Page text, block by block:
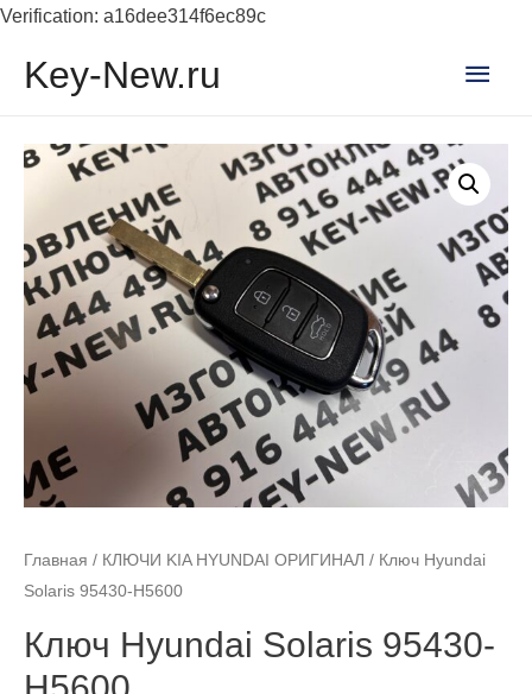
Verification: a16dee314f6ec89c
Key-New.ru
Главная / КЛЮЧИ KIA HYUNDAI ОРИГИНАЛ / Ключ Hyundai
Solaris 95430-H5600
Ключ Hyundai Solaris 95430-